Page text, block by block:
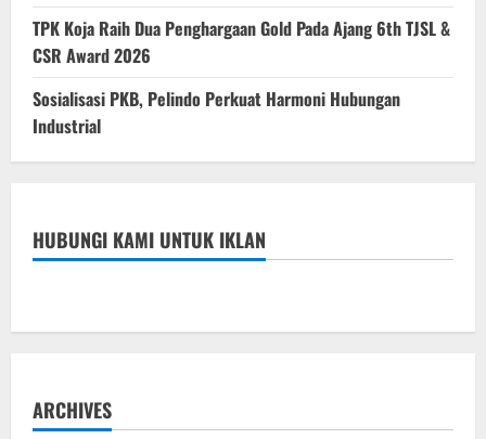
TPK Koja Raih Dua Penghargaan Gold Pada Ajang 6th TJSL &
CSR Award 2026
Sosialisasi PKB, Pelindo Perkuat Harmoni Hubungan
Industrial
HUBUNGI KAMI UNTUK IKLAN
ARCHIVES